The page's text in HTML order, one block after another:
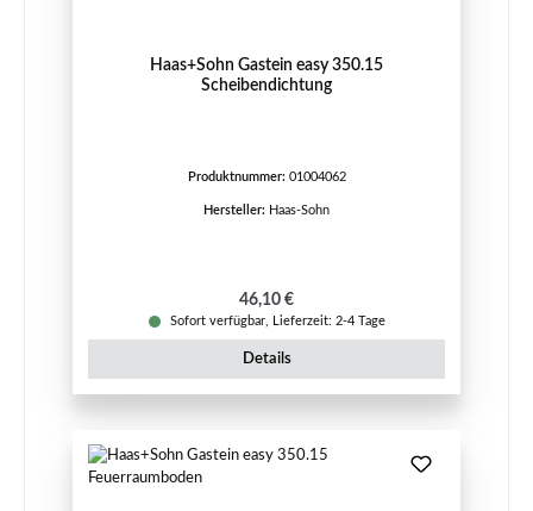
Haas+Sohn Gastein easy 350.15
Scheibendichtung
Produktnummer: 01004062
Hersteller: Haas-Sohn
Regulärer Preis:
46,10 €
Sofort verfügbar, Lieferzeit: 2-4 Tage
Details